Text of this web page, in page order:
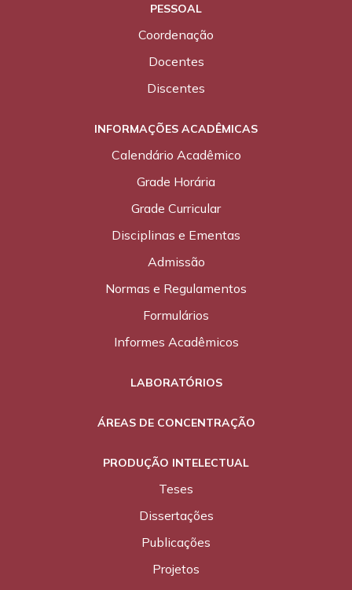
PESSOAL
Coordenação
Docentes
Discentes
INFORMAÇÕES ACADÊMICAS
Calendário Acadêmico
Grade Horária
Grade Curricular
Disciplinas e Ementas
Admissão
Normas e Regulamentos
Formulários
Informes Acadêmicos
LABORATÓRIOS
ÁREAS DE CONCENTRAÇÃO
PRODUÇÃO INTELECTUAL
Teses
Dissertações
Publicações
Projetos